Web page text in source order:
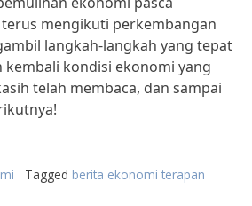
mengikuti perkembangan
langkah-langkah yang tepat
kondisi ekonomi yang
telah membaca, dan sampai
Tagged berita ekonomi terapan